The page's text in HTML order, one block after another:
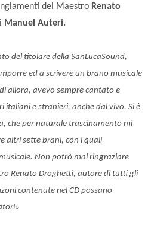
del Maestro Renato
Manuel Auteri.
del titolare della SanLucaSound,
ed a scrivere un brano musicale
allora, avevo sempre cantato e
italiani e stranieri, anche dal vivo. Si è
che per naturale trascinamento mi
altri sette brani, con i quali
Non potrò mai ringraziare
Renato Droghetti, autore di tutti gli
contenute nel CD possano